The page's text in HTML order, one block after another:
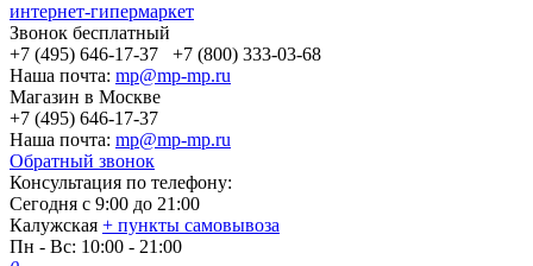
интернет-гипермаркет
Звонок бесплатный
+7 (495) 646-17-37
+7 (800) 333-03-68
Наша почта: mp@mp-mp.ru
Магазин в Москве
+7 (495) 646-17-37
Наша почта: mp@mp-mp.ru
Обратный звонок
Консультация по телефону:
Сегодня с 9:00 до 21:00
Калужская + пункты самовывоза
Пн - Вс: 10:00 - 21:00